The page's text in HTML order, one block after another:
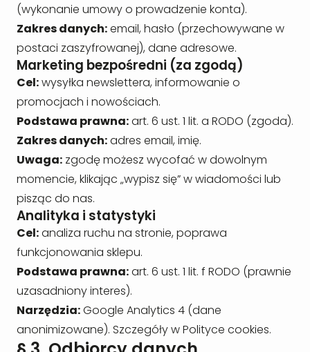
(wykonanie umowy o prowadzenie konta).
Zakres danych:email, hasło (przechowywane w
postaci zaszyfrowanej), dane adresowe.
Marketing bezpośredni (za zgodą)
Cel:wysyłka newslettera, informowanie o
promocjach i nowościach.
Podstawa prawna:art. 6 ust. 1 lit. a RODO (zgoda).
Zakres danych:adres email, imię.
Uwaga: zgodę możesz wycofać w dowolnym
momencie, klikając „wypisz się” w wiadomości lub
pisząc do nas.
Analityka i statystyki
Cel:analiza ruchu na stronie, poprawa
funkcjonowania sklepu.
Podstawa prawna:art. 6 ust. 1 lit. f RODO (prawnie
uzasadniony interes).
Narzędzia:Google Analytics 4 (dane
anonimizowane). Szczegóły wPolityce cookies.